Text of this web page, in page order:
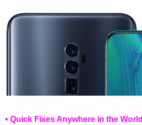
• Quick Fixes Anywhere in the World